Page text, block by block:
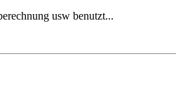
usw benutzt...